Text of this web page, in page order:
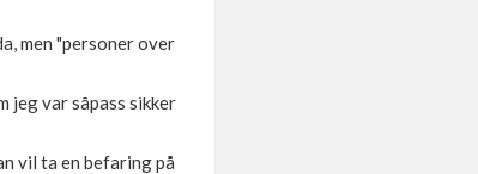
men "personer over
jeg var såpass sikker
vil ta en befaring på